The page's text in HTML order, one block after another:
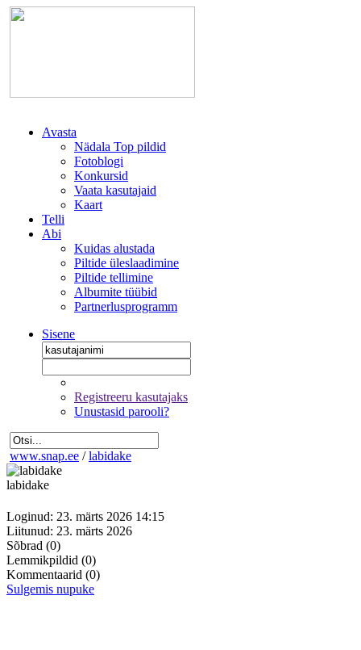
Avasta
Nädala Top pildid
Fotoblogi
Konkursid
Vaata kasutajaid
Kaart
Telli
Abi
Kuidas alustada
Piltide üleslaadimine
Piltide tellimine
Albumite tüübid
Partnerlusprogramm
Sisene
Registreeru kasutajaks
Unustasid parooli?
www.snap.ee / labidake
labidake
Loginud: 23. märts 2026 14:15
Liitunud: 23. märts 2026
Sõbrad (0)
Lemmikpildid (0)
Kommentaarid (0)
Sulgemis nupuke